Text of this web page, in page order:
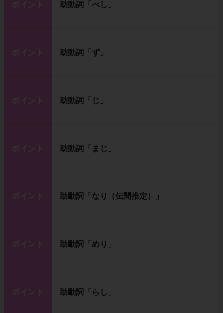
ポイント 助動詞「べし」
ポイント 助動詞「ず」
ポイント 助動詞「じ」
ポイント 助動詞「まじ」
ポイント 助動詞「なり（伝聞推定）」
ポイント 助動詞「めり」
ポイント 助動詞「らし」